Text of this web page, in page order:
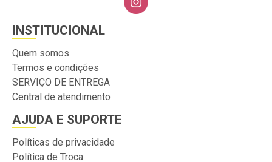
INSTITUCIONAL
Quem somos
Termos e condições
SERVIÇO DE ENTREGA
Central de atendimento
AJUDA E SUPORTE
Políticas de privacidade
Política de Troca